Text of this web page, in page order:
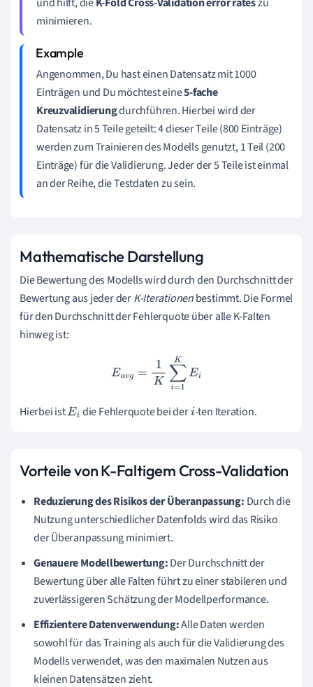
minimieren.
Angenommen, Du hast einen Datensatz mit 1000
Einträgen und Du möchtest eine5-fache
Kreuzvalidierungdurchführen. Hierbei wird der
Datensatz in 5 Teile geteilt: 4 dieser Teile (800 Einträge)
werden zum Trainieren des Modells genutzt, 1 Teil (200
Einträge) für die Validierung. Jeder der 5 Teile ist einmal
an der Reihe, die Testdaten zu sein.
Mathematische Darstellung
Die Bewertung des Modells wird durch den Durchschnitt der
Bewertung aus jeder derK-Iterationenbestimmt. Die Formel
für den Durchschnitt der Fehlerquote über alle K-Falten
hinweg ist:
K∑ =1KE i
Hierbei istEi die Fehlerquote bei deri-ten Iteration.
Vorteile von K-Faltigem Cross-Validation
Reduzierung des Risikos der Überanpassung: Durch die
Nutzung unterschiedlicher Datenfolds wird das Risiko
der Überanpassung minimiert.
Genauere Modellbewertung:Der Durchschnitt der
Bewertung über alle Falten führt zu einer stabileren und
zuverlässigeren Schätzung der Modellperformance.
Effizientere Datenverwendung:Alle Daten werden
sowohl für das Training als auch für die Validierung des
Modells verwendet, was den maximalen Nutzen aus
kleinen Datensätzen zieht.